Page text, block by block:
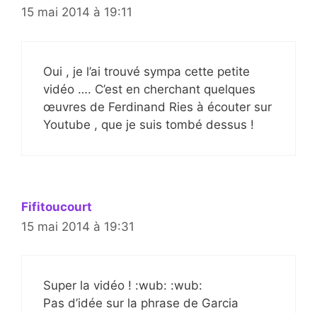
15 mai 2014 à 19:11
Oui , je l’ai trouvé sympa cette petite
vidéo …. C’est en cherchant quelques
œuvres de Ferdinand Ries à écouter sur
Youtube , que je suis tombé dessus !
Fifitoucourt
15 mai 2014 à 19:31
Super la vidéo ! :wub: :wub:
Pas d’idée sur la phrase de Garcia